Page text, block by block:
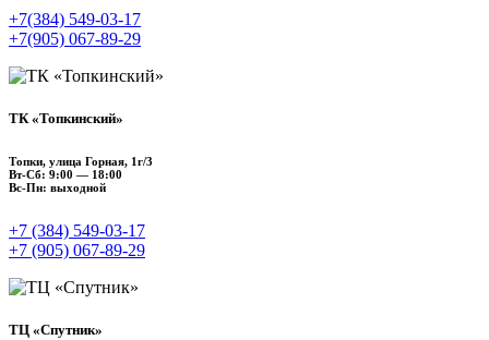
+7(384) 549‑03‑17
+7(905) 067‑89‑29
ТК «Топкинский»
Топки, улица ​Горная, 1г/3
Вт-Сб: 9:00 — 18:00
Вс-Пн: выходной
+7 (384) 549‑03‑17
+7 (905) 067‑89‑29
ТЦ «Спутник»